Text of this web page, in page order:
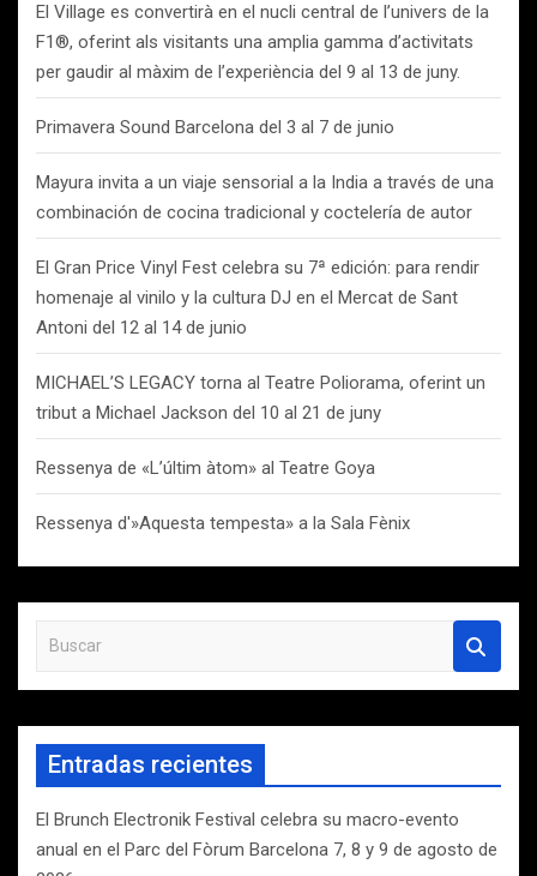
El Village es convertirà en el nucli central de l’univers de la
F1®, oferint als visitants una amplia gamma d’activitats
per gaudir al màxim de l’experiència del 9 al 13 de juny.
Primavera Sound Barcelona del 3 al 7 de junio
Mayura invita a un viaje sensorial a la India a través de una
combinación de cocina tradicional y coctelería de autor
El Gran Price Vinyl Fest celebra su 7ª edición: para rendir
homenaje al vinilo y la cultura DJ en el Mercat de Sant
Antoni del 12 al 14 de junio
MICHAEL’S LEGACY torna al Teatre Poliorama, oferint un
tribut a Michael Jackson del 10 al 21 de juny
Ressenya de «L’últim àtom» al Teatre Goya
Ressenya d'»Aquesta tempesta» a la Sala Fènix
s
c
r
Entradas recientes
El Brunch Electronik Festival celebra su macro-evento
anual en el Parc del Fòrum Barcelona 7, 8 y 9 de agosto de